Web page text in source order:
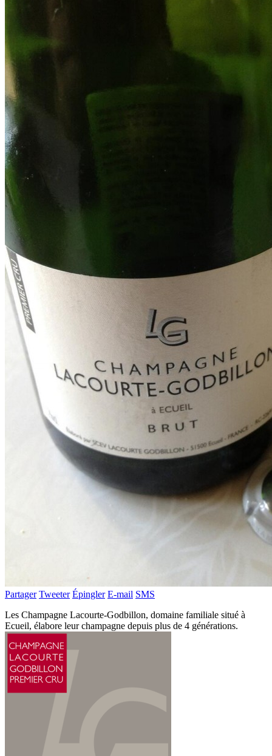
Partager Tweeter Épingler E-mail SMS
Les Champagne Lacourte-Godbillon, domaine familiale situé à
Ecueil, élabore leur champagne depuis plus de 4 générations.